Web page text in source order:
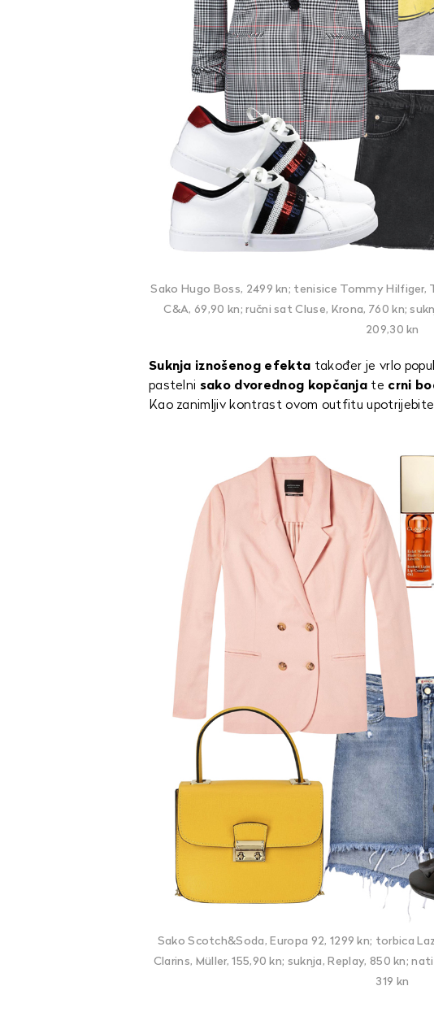
Sako Hugo Boss, 2499 kn; tenisice Tommy Hilfiger,
C&A, 69,90 kn; ručni sat Cluse, Krona, 760 kn;
209,30 kn
Suknja iznošenog efekta također je vrlo
pastelni sako dvorednog kopčanja te crni
Kao zanimljiv kontrast ovom outfitu upotrijebite
Sako Scotch&Soda, Europa 92, 1299 kn; torbica
Clarins, Müller, 155,90 kn; suknja, Replay, 850 kn;
319 kn